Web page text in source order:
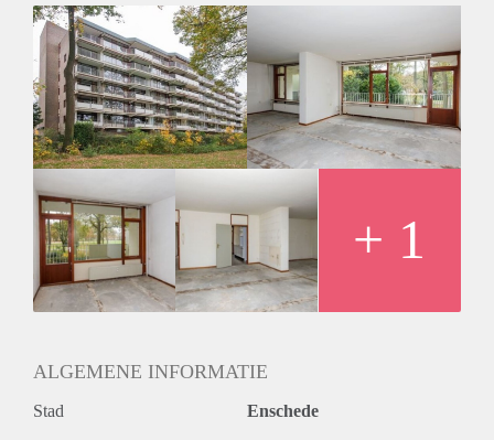
Huisdieren toegestaan: Afhankelijk van de Eigenaar
Huurtoeslag grens: Nee
Geschikt voor studenten: Afhankelijk van de Eigenaar
+ 1
ALGEMENE INFORMATIE
Stad Enschede